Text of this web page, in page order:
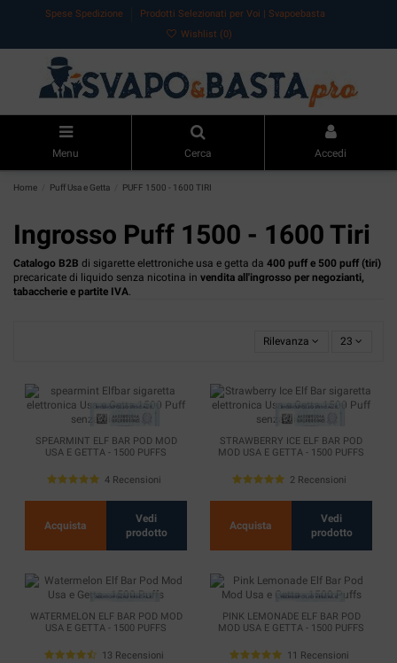
Spese Spedizione
Prodotti Selezionati per Voi | Svapoebasta
Wishlist (0)
Menu Cerca Accedi
Home Puff Usa e Getta PUFF 1500 - 1600 TIRI
Ingrosso Puff 1500 - 1600 Tiri
Catalogo B2B di sigarette elettroniche usa e getta da 400 puff e 500 puff (tiri)
precaricate di liquido senza nicotina in vendita all'ingrosso per negozianti,
tabaccherie e partite IVA.
Rilevanza 23
SPEARMINT ELF BAR POD MOD
USA E GETTA - 1500 PUFFS
4 Recensioni
Acquista
Vedi
prodotto
STRAWBERRY ICE ELF BAR POD
MOD USA E GETTA - 1500 PUFFS
2 Recensioni
Acquista
Vedi
prodotto
WATERMELON ELF BAR POD MOD
USA E GETTA - 1500 PUFFS
13 Recensioni
PINK LEMONADE ELF BAR POD
MOD USA E GETTA - 1500 PUFFS
11 Recensioni